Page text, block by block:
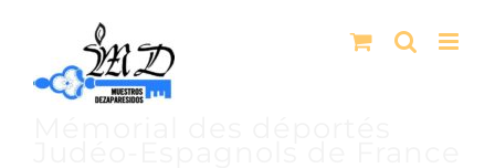
contenu